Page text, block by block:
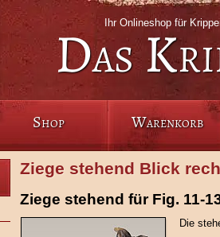
Ihr Onlineshop für
Das
Shop Warenkorb
Ziege stehend Blick
Ziege stehend für Fig. 11-
Die